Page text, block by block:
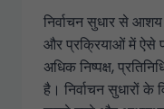
निर्वाचन सुधार से
और प्रक्रियाओं में ऐसे
अधिक निष्पक्ष,
है। निर्वाचन सुधारों के